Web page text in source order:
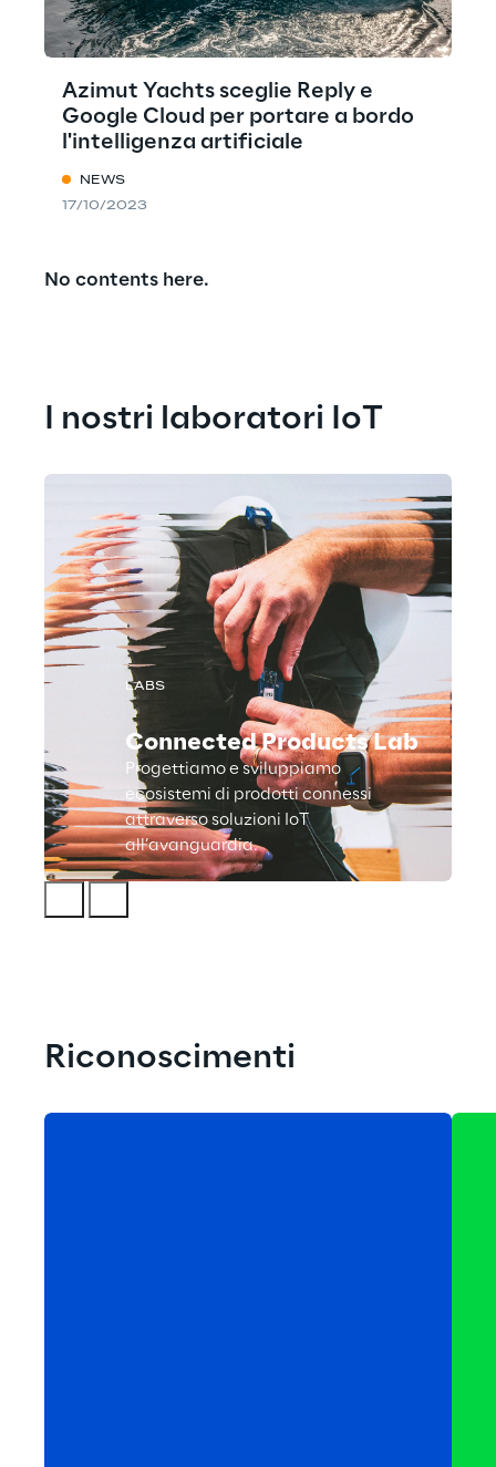
Azimut Yachts sceglie Reply e
Google Cloud per portare a bordo
l'intelligenza artificiale
NEWS
17/10/2023
No contents here.
I nostri laboratori IoT
LABS
Connected Products Lab
Progettiamo e sviluppiamo
ecosistemi di prodotti connessi
attraverso soluzioni IoT
all’avanguardia.
Riconoscimenti